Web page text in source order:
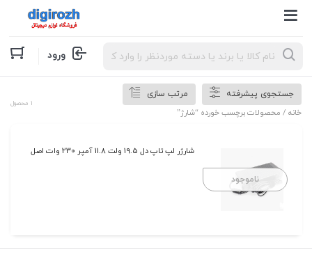
Products
search ورود
جستجوی پیشرفته
مرتب سازی
خانه / محصولات برچسب خورده “شارژ”
1 محصول
ناموجود
شارژر لپ تاپ دل 19.5 ولت 11.8 آمپر 230 وات اصل